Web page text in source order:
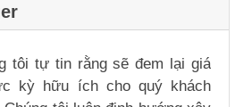
tôi tự tin rằng sẽ đem lại giá
kỳ hữu ích cho quý khách